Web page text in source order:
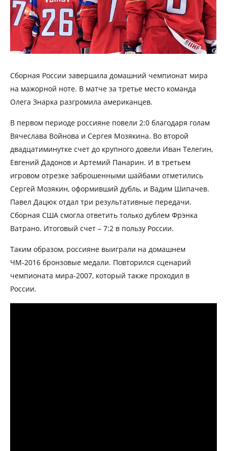
Сборная России завершила домашний чемпионат мира
на мажорной ноте. В матче за третье место команда
Олега Знарка разгромила американцев.
В первом периоде россияне повели 2:0 благодаря голам
Вячеслава Войнова и Сергея Мозякина. Во второй
двадцатиминутке счет до крупного довели Иван Телегин,
Евгений Дадонов и Артемий Панарин. И в третьем
игровом отрезке заброшенными шайбами отметились
Сергей Мозякин, оформивший дубль, и Вадим Шипачев.
Павел Дацюк отдал три результативные передачи.
Сборная США смогла ответить только дублем Фрэнка
Ватрано. Итоговый счет – 7:2 в пользу России.
Таким образом, россияне выиграли на домашнем
ЧМ-2016 бронзовые медали. Повторился сценарий
чемпионата мира-2007, который также проходил в
России.